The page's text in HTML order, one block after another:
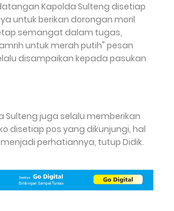
Kapolda Sulteng disetiap
untuk berikan dorongan moril
semangat dalam tugas,
untuk merah putih" pesan
disampaikan kepada pasukan
Sulteng juga selalu memberikan
disetiap pos yang dikunjungi, hal
perhatiannya, tutup Didik.